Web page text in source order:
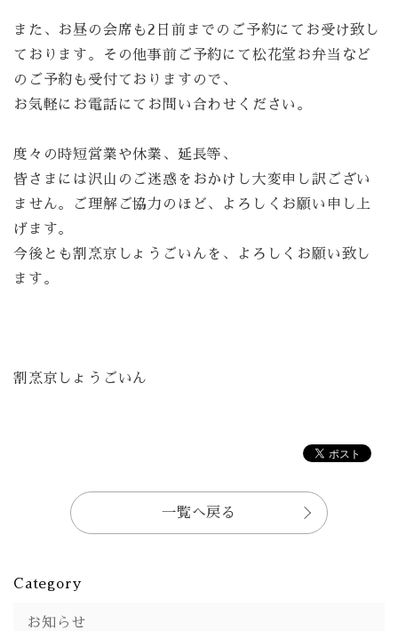
また、お昼の会席も2日前までのご予約にてお受け致し
ております。その他事前ご予約にて松花堂お弁当など
のご予約も受付ておりますので、
お気軽にお電話にてお問い合わせください。
度々の時短営業や休業、延長等、
皆さまには沢山のご迷惑をおかけし大変申し訳ござい
ません。ご理解ご協力のほど、よろしくお願い申し上
げます。
今後とも割烹京しょうごいんを、よろしくお願い致し
ます。
割烹京しょうごいん
一覧へ戻る
Category
お知らせ